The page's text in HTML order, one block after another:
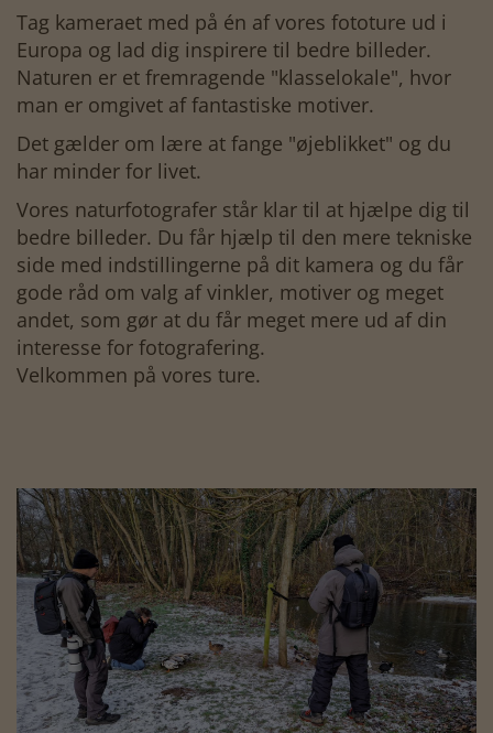
Tag kameraet med på én af vores fototure ud i
Europa og lad dig inspirere til bedre billeder.
Naturen er et fremragende "klasselokale", hvor
man er omgivet af fantastiske motiver.
Det gælder om lære at fange "øjeblikket" og du
har minder for livet.
Vores naturfotografer står klar til at hjælpe dig til
bedre billeder. Du får hjælp til den mere tekniske
side med indstillingerne på dit kamera og du får
gode råd om valg af vinkler, motiver og meget
andet, som gør at du får meget mere ud af din
interesse for fotografering.
Velkommen på vores ture.